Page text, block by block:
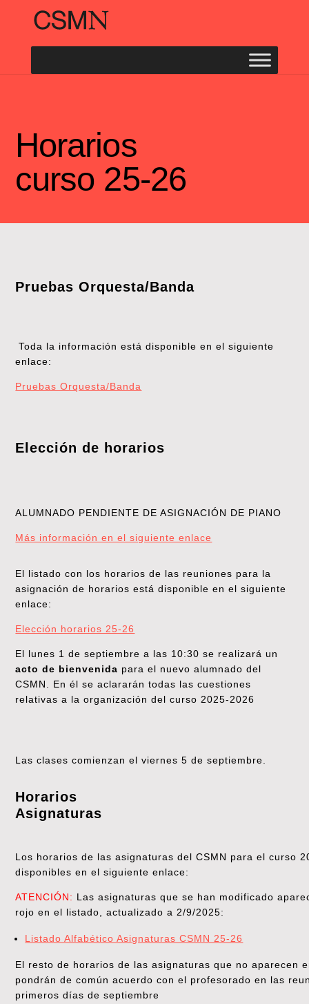
Horarios
curso 25-26
Pruebas Orquesta/Banda
Toda la información está disponible en el siguiente
enlace:
Pruebas Orquesta/Banda
Elección de horarios
ALUMNADO PENDIENTE DE ASIGNACIÓN DE PIANO
Más información en el siguiente enlace
El listado con los horarios de las reuniones para la
asignación de horarios está disponible en el siguiente
enlace:
Elección horarios 25-26
El lunes 1 de septiembre a las 10:30 se realizará un
acto de bienvenida para el nuevo alumnado del
CSMN. En él se aclararán todas las cuestiones
relativas a la organización del curso 2025-2026
Las clases comienzan el viernes 5 de septiembre.
Horarios
Asignaturas
Los horarios de las asignaturas del CSMN para el curso
disponibles en el siguiente enlace:
ATENCIÓN: Las asignaturas que se han modificado
rojo en el listado, actualizado a 2/9/2025:
Listado Alfabético Asignaturas CSMN 25-26
El resto de horarios de las asignaturas que no aparecen
pondrán de común acuerdo con el profesorado en las
primeros días de septiembre